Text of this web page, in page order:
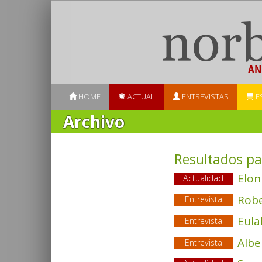
HOME ACTUAL ENTREVISTAS
Archivo
Resultados
Actualidad
Entrevista
Entrevista
Entrevista